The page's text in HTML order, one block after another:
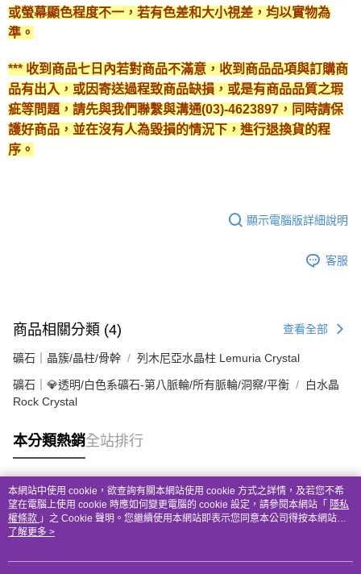
或螢幕顯色程度不一，若有色差和大小視差，均以實物為
準。
*** 收到商品七日內若對商品不滿意，收到商品品項與訂購商
品有出入，或因寄送過程致商品缺損，或是有商品品質之瑕
疵等問題，請先與我們聯繫與溝通(03)-4623897，同時請保
護好商品，並在沒有人為毀損的情況下，進行退換貨的程
序。
顯示電腦版詳細說明
客服
商品相關分類 (4) 查看全部
礦石｜晶簇/晶柱/骨幹 列木尼亞水晶柱 Lemuria Crystal
礦石｜💎透明/白色系礦石-第八脈輪/所有脈輪/洞察/平衡
白水晶
Rock Crystal
本分類熱銷全站排行
熱門標籤
本網站中使用 cookie，欲查詢有關本網站使用 cookie 方式之詳情，及若您不希
望在電腦上使用 cookie 時應如何變更電腦的 cookie 設定，請參閱本網站「 隱私
權條款 」之 Cookie 聲明。您繼續使用本網站即表示您同意本公司得按本網站使
用條款之 Cookie 聲明使用 cookie。
了解更多 >